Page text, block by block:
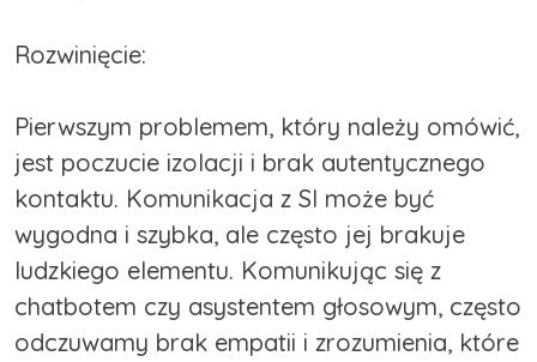
Rozwinięcie:
Pierwszym problemem, który należy omówić,
jest poczucie izolacji i brak autentycznego
kontaktu. Komunikacja z SI może być
wygodna i szybka, ale często jej brakuje
ludzkiego elementu. Komunikując się z
chatbotem czy asystentem głosowym, często
odczuwamy brak empatii i zrozumienia, które